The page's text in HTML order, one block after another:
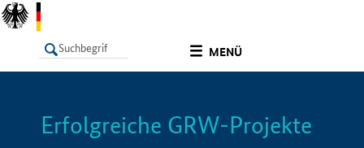
MENÜ
LISTE Info
Erfolgreiche GRW-Projekte